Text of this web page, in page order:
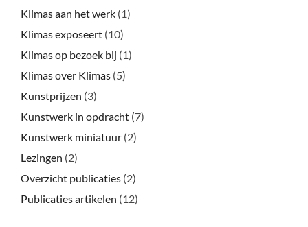
Klimas aan het werk (1)
Klimas exposeert (10)
Klimas op bezoek bij (1)
Klimas over Klimas (5)
Kunstprijzen (3)
Kunstwerk in opdracht (7)
Kunstwerk miniatuur (2)
Lezingen (2)
Overzicht publicaties (2)
Publicaties artikelen (12)